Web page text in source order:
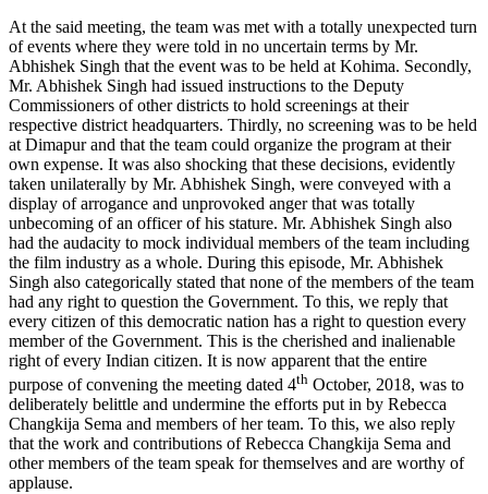
At the said meeting, the team was met with a totally unexpected turn
of events where they were told in no uncertain terms by Mr.
Abhishek Singh that the event was to be held at Kohima. Secondly,
Mr. Abhishek Singh had issued instructions to the Deputy
Commissioners of other districts to hold screenings at their
respective district headquarters. Thirdly, no screening was to be held
at Dimapur and that the team could organize the program at their
own expense. It was also shocking that these decisions, evidently
taken unilaterally by Mr. Abhishek Singh, were conveyed with a
display of arrogance and unprovoked anger that was totally
unbecoming of an officer of his stature. Mr. Abhishek Singh also
had the audacity to mock individual members of the team including
the film industry as a whole. During this episode, Mr. Abhishek
Singh also categorically stated that none of the members of the team
had any right to question the Government. To this, we reply that
every citizen of this democratic nation has a right to question every
member of the Government. This is the cherished and inalienable
right of every Indian citizen. It is now apparent that the entire
purpose of convening the meeting dated 4th October, 2018, was to
deliberately belittle and undermine the efforts put in by Rebecca
Changkija Sema and members of her team. To this, we also reply
that the work and contributions of Rebecca Changkija Sema and
other members of the team speak for themselves and are worthy of
applause.